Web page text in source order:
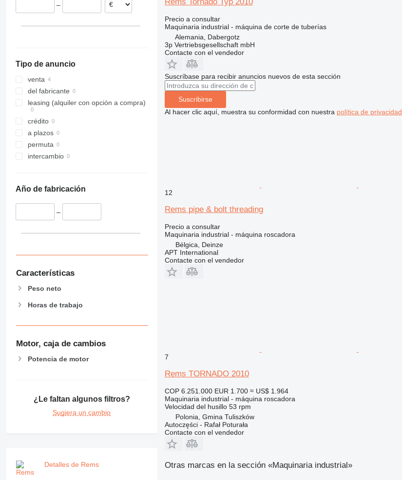
–
Tipo de anuncio
venta
del fabricante
leasing (alquiler con opción a compra)
crédito
a plazos
permuta
intercambio
Año de fabricación
–
Características
Peso neto
Horas de trabajo
Motor, caja de cambios
Potencia de motor
¿Le faltan algunos filtros?
Sugiera un cambio
Detalles de Rems
Precio a consultar
Maquinaria industrial - máquina de corte de tuberías
Alemania, Dabergotz
3p Vertriebsgesellschaft mbH
Contacte con el vendedor
Suscríbase para recibir anuncios nuevos de esta sección
Suscribirse
Al hacer clic aquí, muestra su conformidad con nuestra política de privacidad
12
Rems pipe & bolt threading
Precio a consultar
Maquinaria industrial - máquina roscadora
Bélgica, Deinze
APT International
Contacte con el vendedor
7
Rems TORNADO 2010
COP 6.251.000 EUR 1.700 ≈ US$ 1.964
Maquinaria industrial - máquina roscadora
Velocidad del husillo 53 rpm
Polonia, Gmina Tuliszków
Autoczęści - Rafał Poturała
Contacte con el vendedor
Otras marcas en la sección «Maquinaria industrial»